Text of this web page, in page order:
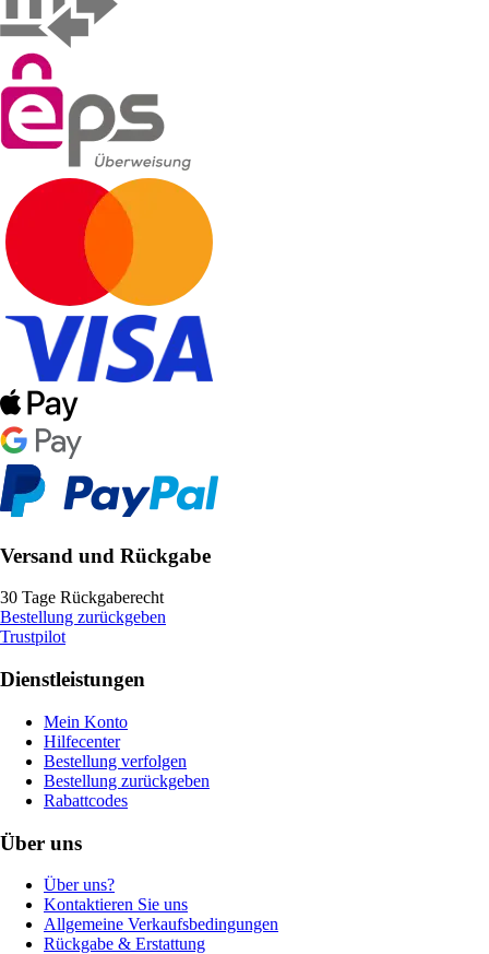
Versand und Rückgabe
30 Tage Rückgaberecht
Bestellung zurückgeben
Trustpilot
Dienstleistungen
Mein Konto
Hilfecenter
Bestellung verfolgen
Bestellung zurückgeben
Rabattcodes
Über uns
Über uns?
Kontaktieren Sie uns
Allgemeine Verkaufsbedingungen
Rückgabe & Erstattung